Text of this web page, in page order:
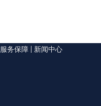
服务保障 新闻中心